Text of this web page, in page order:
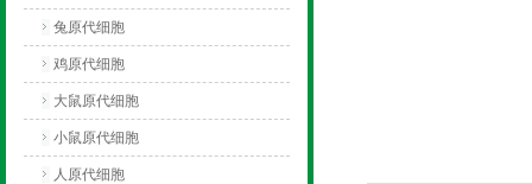
兔原代细胞
鸡原代细胞
大鼠原代细胞
小鼠原代细胞
人原代细胞